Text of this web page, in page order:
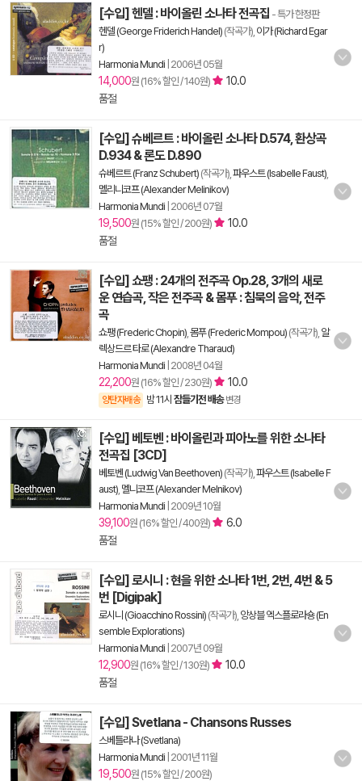
[수입] 헨델 : 바이올린 소나타 전곡집 - 특가 한정판
헨델 (George Friderich Handel) (작곡가), 이가 (Richard Egar
r)
Harmonia Mundi 2006년 05월
14,000원 (16% 할인 / 140원)
10.0
품절
[수입] 슈베르트 : 바이올린 소나타 D.574, 환상곡
D.934 & 론도 D.890
슈베르트 (Franz Schubert) (작곡가), 파우스트 (Isabelle Faust)
멜리니코프 (Alexander Melinikov)
Harmonia Mundi 2006년 07월
19,500원 (15% 할인 / 200원)
10.0
품절
[수입] 쇼팽 : 24개의 전주곡 Op.28, 3개의 새로
운 연습곡, 작은 전주곡 & 몸푸 : 침묵의 음악, 전주
곡
쇼팽 (Frederic Chopin) 몸푸 (Frederic Mompou) (작곡가), 알
렉상드르 타로 (Alexandre Tharaud)
Harmonia Mundi 2008년 04월
22,200원 (16% 할인 / 230원) 10.0
양탄자배송 밤 11시 잠들기전 배송 변경
[수입] 베토벤 : 바이올린과 피아노를 위한 소나타
전곡집 [3CD]
베토벤 (Ludwig Van Beethoven) (작곡가), 파우스트 (Isabelle F
aust) 멜니코프 (Alexander Melnikov)
Harmonia Mundi 2009년 10월
39,100원 (16% 할인 / 400원)
6.0
품절
[수입] 로시니 : 현을 위한 소나타 1번, 2번, 4번 & 5
번 [Digipak]
로시니 (Gioacchino Rossini) (작곡가), 앙상블 엑스플로라숑 (En
semble Explorations)
Harmonia Mundi 2007년 09월
12,900원 (16% 할인 / 130원)
10.0
품절
[수입] Svetlana - Chansons Russes
스베틀라나 (Svetlana)
Harmonia Mundi 2001년 11월
19,500원 (15% 할인 / 200원)